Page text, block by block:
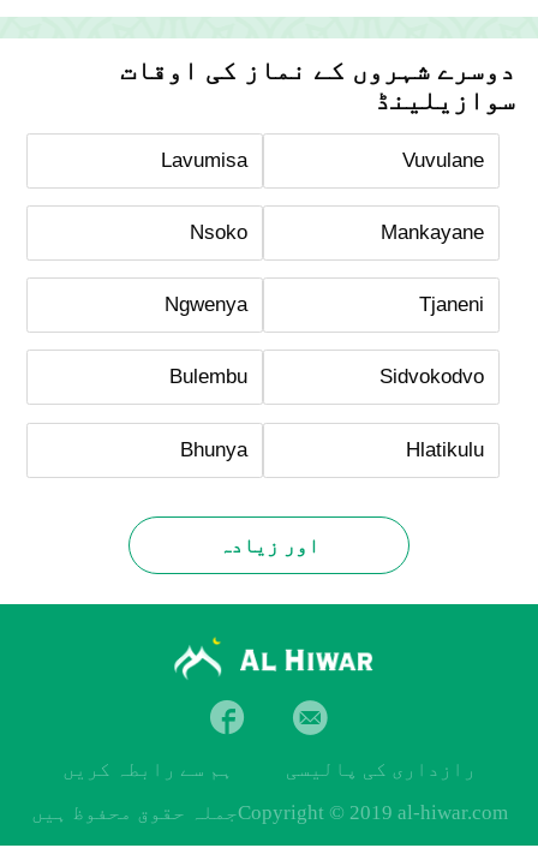
دوسرے شہروں کے نماز کی اوقات
سوازیلینڈ
Vuvulane
Lavumisa
Mankayane
Nsoko
Tjaneni
Ngwenya
Sidvokodvo
Bulembu
Hlatikulu
Bhunya
اور زیادہ
رازداری کی پالیسی
ہم سے رابطہ کریں
Copyright © 2019 al-hiwar.comجملہ حقوق محفوظ ہیں